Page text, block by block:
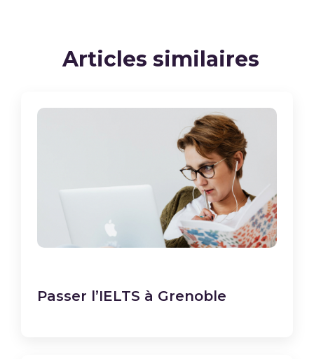
Articles similaires
Passer l’IELTS à Grenoble